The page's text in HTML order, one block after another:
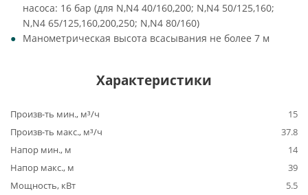
насоса: 16 бар (для N,N4 40/160,200; N,N4 50/125,160;
N,N4 65/125,160,200,250; N,N4 80/160)
Манометрическая высота всасывания не более 7 м
Характеристики
Произв-ть мин., м³/ч
15
Произв-ть макс., м³/ч
37.8
Напор мин., м
14
Напор макс., м
39
Мощность, кВт
5.5